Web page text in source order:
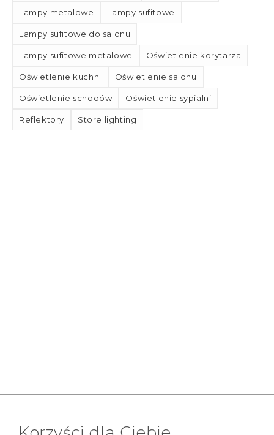
Lampy metalowe Lampy sufitowe
Lampy sufitowe do salonu
Lampy sufitowe metalowe Oświetlenie korytarza
Oświetlenie kuchni Oświetlenie salonu
Oświetlenie schodów Oświetlenie sypialni
Reflektory Store lighting